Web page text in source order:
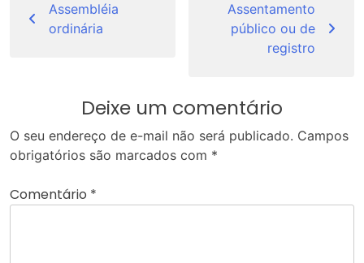
de
Post
Assembléia
ordinária
Assentamento
público ou de
registro
Deixe um comentário
O seu endereço de e-mail não será publicado. Campos
obrigatórios são marcados com *
Comentário *